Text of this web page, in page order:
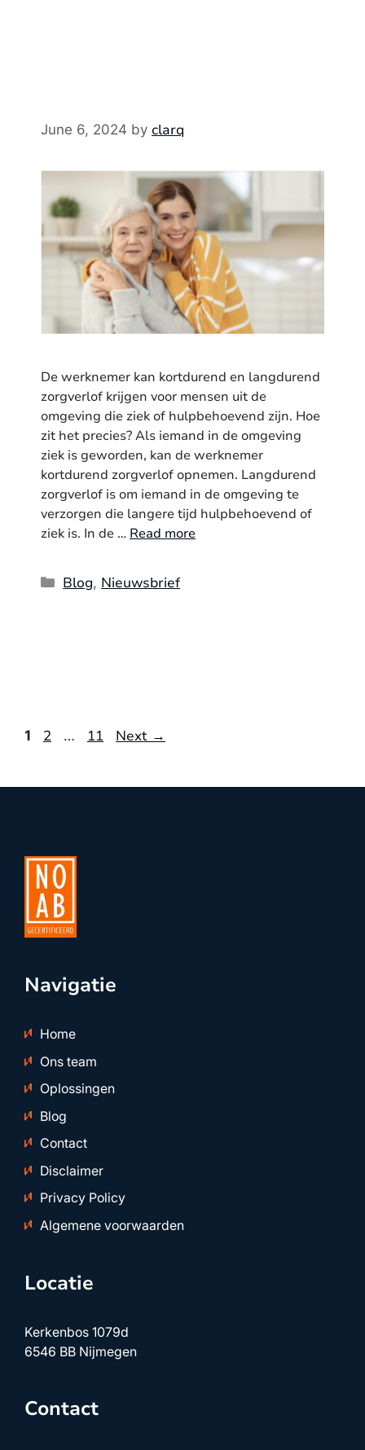
June 6, 2024 by clarq
De werknemer kan kortdurend en langdurend
zorgverlof krijgen voor mensen uit de
omgeving die ziek of hulpbehoevend zijn. Hoe
zit het precies? Als iemand in de omgeving
ziek is geworden, kan de werknemer
kortdurend zorgverlof opnemen. Langdurend
zorgverlof is om iemand in de omgeving te
verzorgen die langere tijd hulpbehoevend of
ziek is. In de … Read more
Categories
Blog, Nieuwsbrief
Page
1 Page
2 … Page
11 Next →
Navigatie
Home
Ons team
Oplossingen
Blog
Contact
Disclaimer
Privacy Policy
Algemene voorwaarden
Locatie
Kerkenbos 1079d
6546 BB Nijmegen
Contact